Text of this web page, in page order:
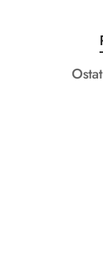
Pomiń